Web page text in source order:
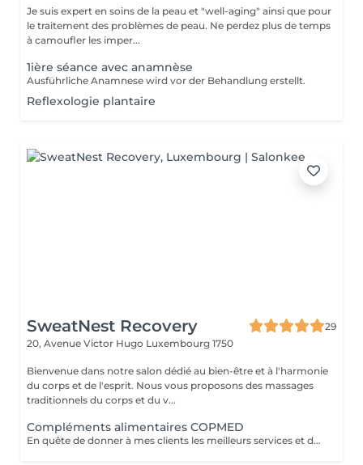
Je suis expert en soins de la peau et "well-aging" ainsi que pour
le traitement des problèmes de peau. Ne perdez plus de temps
à camoufler les imper...
1ière séance avec anamnèse
Ausführliche Anamnese wird vor der Behandlung erstellt.
Reflexologie plantaire
SweatNest Recovery
29
20, Avenue Victor Hugo Luxembourg 1750
Bienvenue dans notre salon dédié au bien-être et à l'harmonie
du corps et de l'esprit. Nous vous proposons des massages
traditionnels du corps et du v...
Compléments alimentaires COPMED
En quête de donner à mes clients les meilleurs services et dans le concept de traiter les problèmes dans leur globalité, je me suis adressée aux produits de laboratoire COPMED. Leurs compliments alimentaires sont conçus par l'équipe médico-scientifiques pluridisciplinaires avec une sélection uniquement des ingrédients et actifs naturels de la plus haute qualité. Je vous propose mes services pour une prise en charge personnalisée selon votre profil et vos besoins afin d'améliorer votre bien-être général. La première consultation est indispensable pour que je puisse au maximum adapter les recommandations à vos habitudes et à votre rythme de vie. Avant la consultation je vous enverrai via votre adresse mail (que vous me communiquerez par WhatsApp sur le numéro 691 868 258) une questionnaire de la plateforme Bionalys afin d'établir votre profil bionutritionnel. La consultation peut être organisée soit dans l'institut SweatNest Recovery soit online.